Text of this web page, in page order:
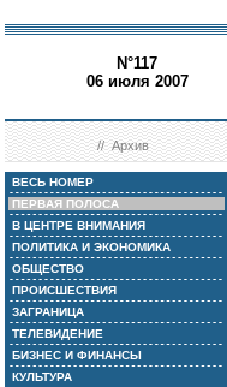
N°117
06 июля 2007
//Архив
ВЕСЬ НОМЕР
ПЕРВАЯ ПОЛОСА
В ЦЕНТРЕ ВНИМАНИЯ
ПОЛИТИКА И ЭКОНОМИКА
ОБЩЕСТВО
ПРОИСШЕСТВИЯ
ЗАГРАНИЦА
ТЕЛЕВИДЕНИЕ
БИЗНЕС И ФИНАНСЫ
КУЛЬТУРА